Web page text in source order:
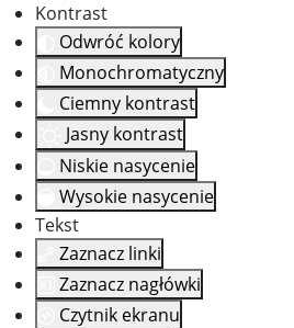
Kontrast
Odwróć kolory
Monochromatyczny
Ciemny kontrast
Jasny kontrast
Niskie nasycenie
Wysokie nasycenie
Tekst
Zaznacz linki
Zaznacz nagłówki
Czytnik ekranu